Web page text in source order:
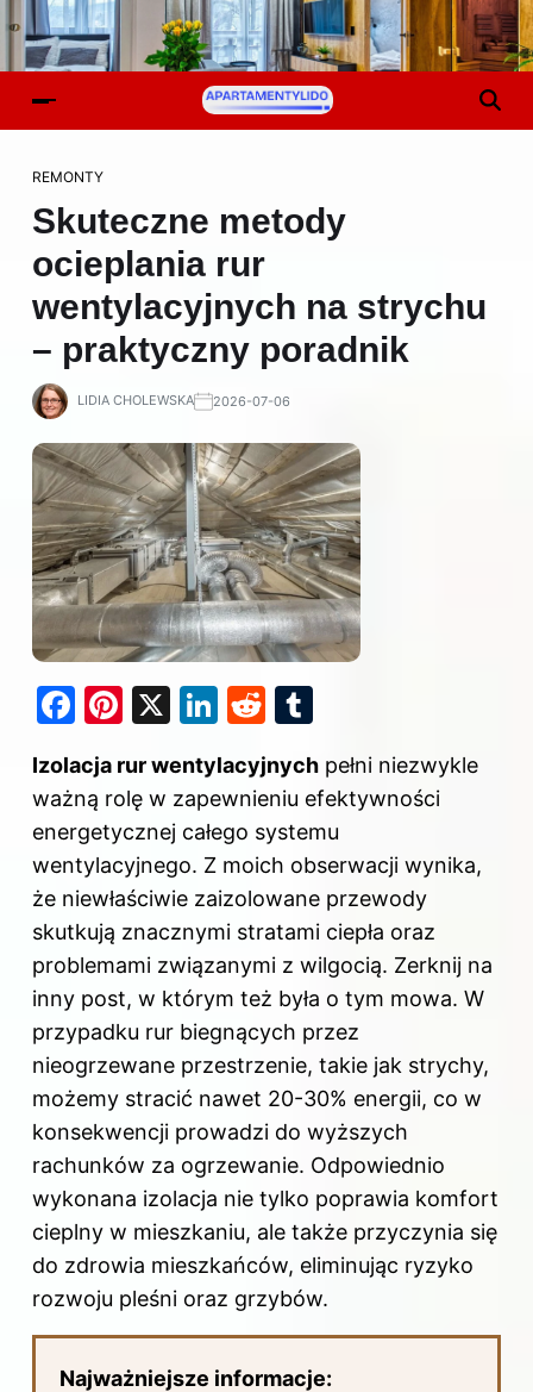
REMONTY
Skuteczne metody
ocieplania rur
wentylacyjnych na strychu
– praktyczny poradnik
LIDIA CHOLEWSKA 2026-07-06
F
c
e
b
o
o
k
Pi
er
e
st
X
Li
k
e
dI
n
R
d
di
t
m
bl
r
Izolacja rur wentylacyjnych pełni niezwykle
ważną rolę w zapewnieniu efektywności
energetycznej całego systemu
wentylacyjnego. Z moich obserwacji wynika,
że niewłaściwie zaizolowane przewody
skutkują znacznymi stratami ciepła oraz
problemami związanymi z wilgocią. Zerknij na
inny post, w którym też była o tym mowa. W
przypadku rur biegnących przez
nieogrzewane przestrzenie, takie jak strychy,
możemy stracić nawet 20-30% energii, co w
konsekwencji prowadzi do wyższych
rachunków za ogrzewanie. Odpowiednio
wykonana izolacja nie tylko poprawia komfort
cieplny w mieszkaniu, ale także przyczynia się
do zdrowia mieszkańców, eliminując ryzyko
rozwoju pleśni oraz grzybów.
Najważniejsze informacje: